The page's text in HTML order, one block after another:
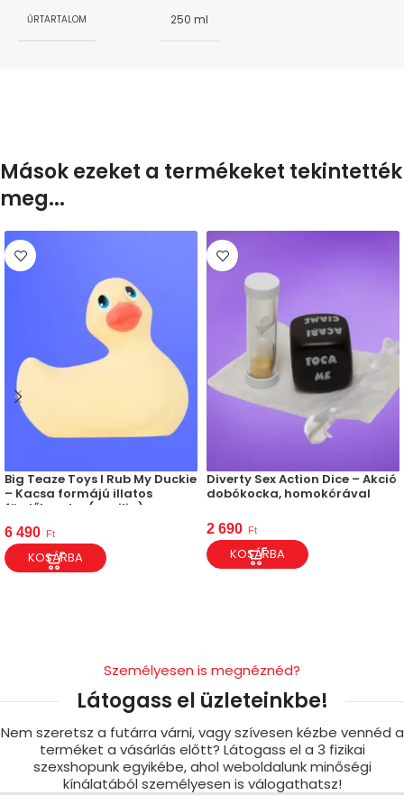
ŰRTARTALOM 250 ml
Mások ezeket a termékeket tekintették
meg...
Big Teaze Toys I Rub My Duckie
– Kacsa formájú illatos
fürdőbomba (vanilia)
6 490 Ft
KOSÁRBA
Diverty Sex Action Dice – Akció
dobókocka, homokórával
2 690 Ft
KOSÁRBA
Személyesen is megnéznéd?
Látogass el üzleteinkbe!
Nem szeretsz a futárra várni, vagy szívesen kézbe vennéd a
terméket a vásárlás előtt? Látogass el a 3 fizikai
szexshopunk egyikébe, ahol weboldalunk minőségi
kínálatából személyesen is válogathatsz!